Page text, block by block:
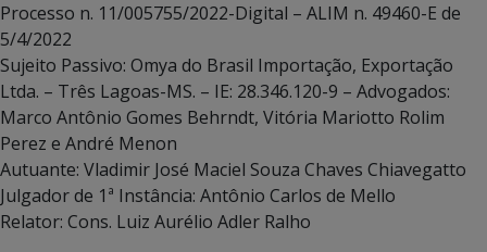
Processo n. 11/005755/2022-Digital – ALIM n. 49460-E de
5/4/2022
Sujeito Passivo: Omya do Brasil Importação, Exportação
Ltda. – Três Lagoas-MS. – IE: 28.346.120-9 – Advogados:
Marco Antônio Gomes Behrndt, Vitória Mariotto Rolim
Perez e André Menon
Autuante: Vladimir José Maciel Souza Chaves Chiavegatto
Julgador de 1ª Instância: Antônio Carlos de Mello
Relator: Cons. Luiz Aurélio Adler Ralho